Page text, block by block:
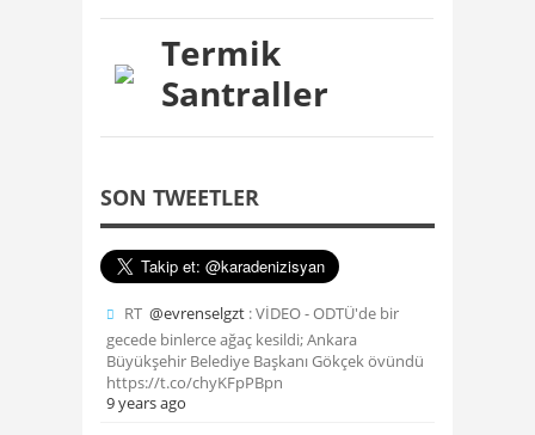
Termik
Santraller
SON TWEETLER
RT @evrenselgzt : VİDEO - ODTÜ'de bir
gecede binlerce ağaç kesildi; Ankara
Büyükşehir Belediye Başkanı Gökçek övündü
https://t.co/chyKFpPBpn
9 years ago